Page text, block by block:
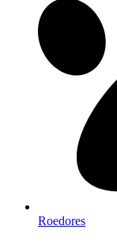
Roedores